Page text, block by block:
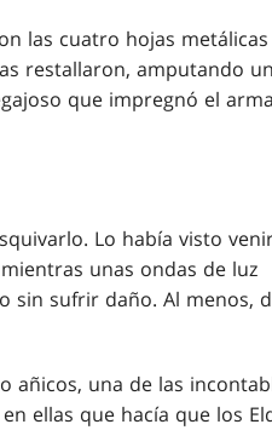
las cuatro hojas
restallaron, amputando
que impregnó el
Lo había visto
unas ondas de luz
sin sufrir daño. Al menos,
añicos, una de las
ellas que hacía que los